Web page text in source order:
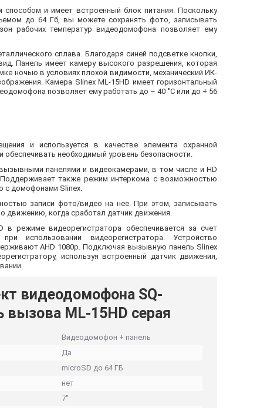
способом и имеет встроенный блок питания. Поскольку
до 64 Гб, вы можете сохранять фото, записывать
рабочих температур видеодомофона позволяет ему
сплава. Благодаря синей подсветке кнопки,
Панель имеет камеру высокого разрешения, которая
ночью в условиях плохой видимости, механический ИК-
Камера Slinex ML-15HD имеет горизонтальный
позволяет ему работать до – 40 ˚C или до + 56
и используется в качестве элемента охранной
необходимый уровень безопасности.
панелями и видеокамерами, в том числе и HD
также режим интеркома с возможностью
с домофонами Slinex.
записи фото/видео на нее. При этом, записывать
движению, когда сработал датчик движения.
в режиме видеорегистратора обеспечивается за счет
использовании видеорегистратора. Устройство
AHD 1080p. Подключая вызывную панель Slinex
используя встроенный датчик движения,
видеодомофона SQ-
вызова ML-15HD серая
Видеодомофон + панель
Да
microSD до 64 ГБ
нет
7"